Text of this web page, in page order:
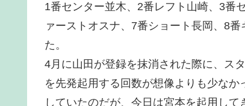
1番センター並木、2番レフト山崎、3番
ァーストオスナ、7番ショート長岡、8
た。
4月に山田が登録を抹消された際に、ス
を先発起用する回数が想像よりも少な
していたのだが、今日は宮本を起用して